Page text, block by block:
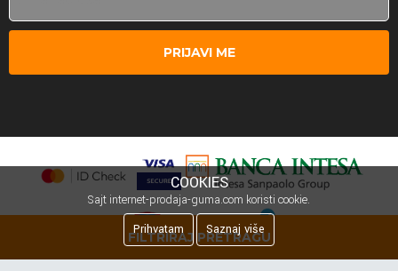
FILTRIRAJ PRETRAGU
PRIJAVI ME
COOKIES
Sajt internet-prodaja-guma.com koristi cookie.
Prihvatam
Saznaj više